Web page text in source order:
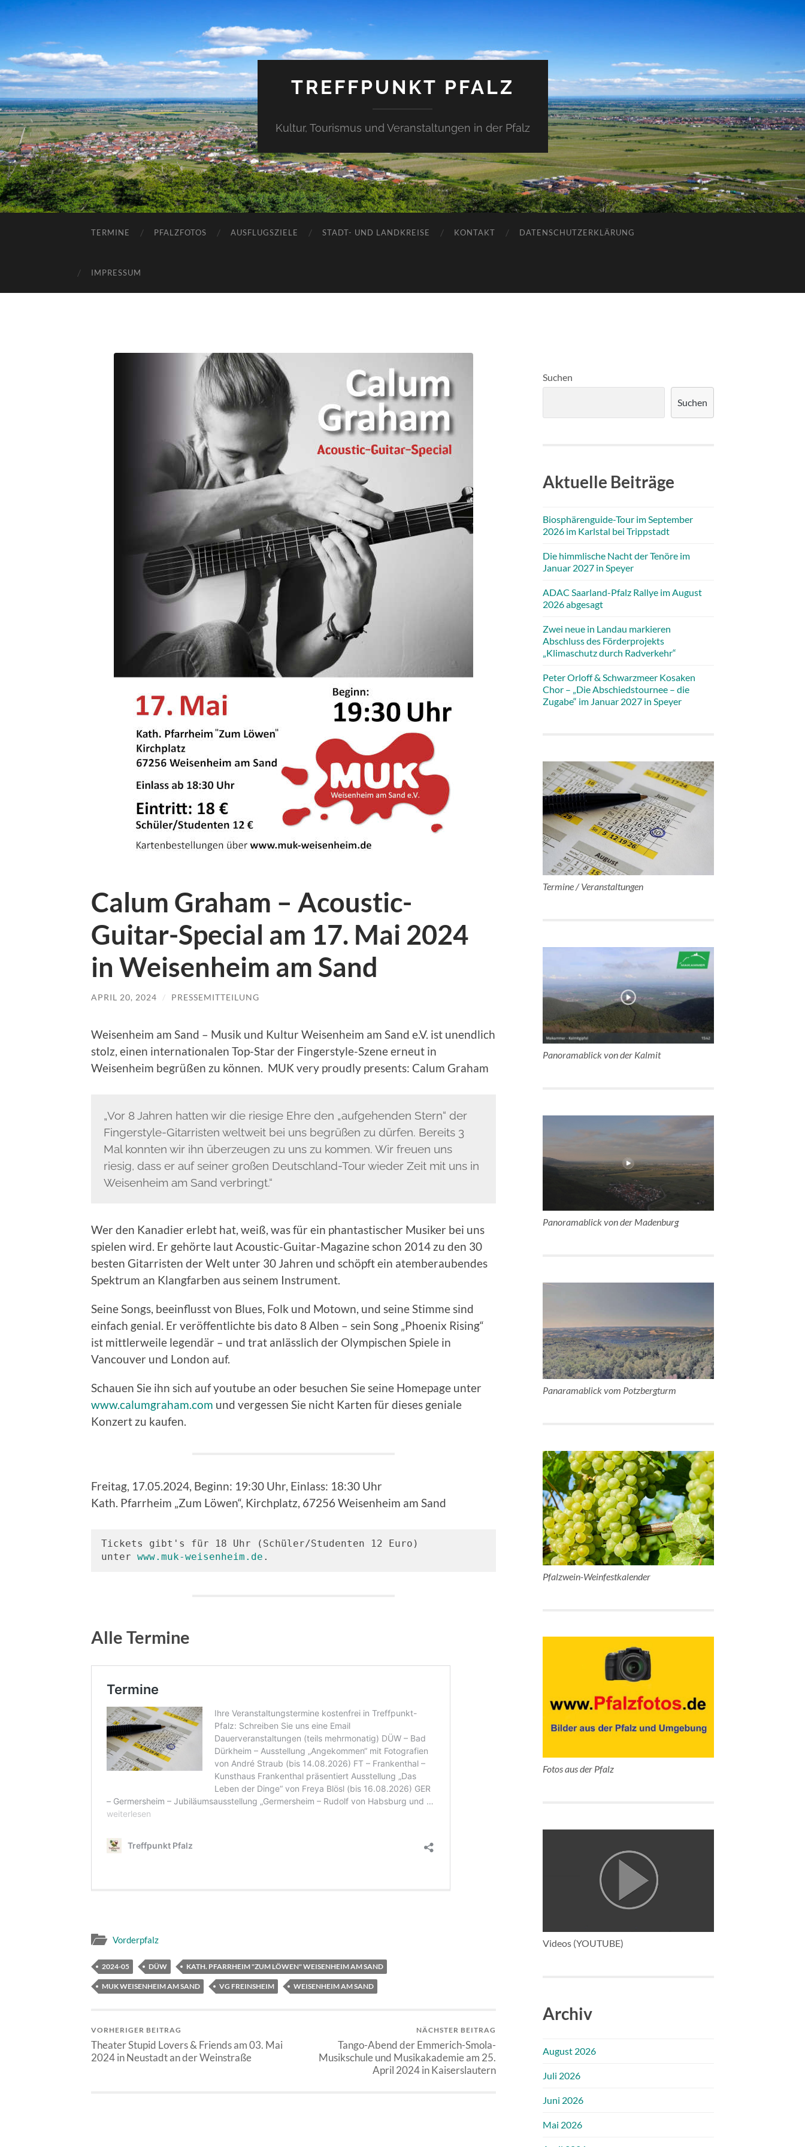
TREFFPUNKT PFALZ
Kultur, Tourismus und Veranstaltungen in der Pfalz
TERMINE PFALZFOTOS AUSFLUGSZIELE STADT- UND LANDKREISE KONTAKT DATENSCHUTZERKLÄRUNG
IMPRESSUM
Calum Graham – Acoustic-
Guitar-Special am 17. Mai 2024
in Weisenheim am Sand
APRIL 20, 2024 / PRESSEMITTEILUNG
Weisenheim am Sand – Musik und Kultur Weisenheim am Sand e.V. ist unendlich
stolz, einen internationalen Top-Star der Fingerstyle-Szene erneut in
Weisenheim begrüßen zu können. MUK very proudly presents: Calum Graham
„Vor 8 Jahren hatten wir die riesige Ehre den „aufgehenden Stern“ der
Fingerstyle-Gitarristen weltweit bei uns begrüßen zu dürfen. Bereits 3
Mal konnten wir ihn überzeugen zu uns zu kommen. Wir freuen uns
riesig, dass er auf seiner großen Deutschland-Tour wieder Zeit mit uns in
Weisenheim am Sand verbringt.“
Wer den Kanadier erlebt hat, weiß, was für ein phantastischer Musiker bei uns
spielen wird. Er gehörte laut Acoustic-Guitar-Magazine schon 2014 zu den 30
besten Gitarristen der Welt unter 30 Jahren und schöpft ein atemberaubendes
Spektrum an Klangfarben aus seinem Instrument.
Seine Songs, beeinflusst von Blues, Folk und Motown, und seine Stimme sind
einfach genial. Er veröffentlichte bis dato 8 Alben – sein Song „Phoenix Rising“
ist mittlerweile legendär – und trat anlässlich der Olympischen Spiele in
Vancouver und London auf.
Schauen Sie ihn sich auf youtube an oder besuchen Sie seine Homepage unter
www.calumgraham.com und vergessen Sie nicht Karten für dieses geniale
Konzert zu kaufen.
Freitag, 17.05.2024, Beginn: 19:30 Uhr, Einlass: 18:30 Uhr
Kath. Pfarrheim „Zum Löwen“, Kirchplatz, 67256 Weisenheim am Sand
Tickets gibt's für 18 Uhr (Schüler/Studenten 12 Euro)
unter www.muk-weisenheim.de .
Alle Termine
Vorderpfalz
2024-05 DÜW KATH. PFARRHEIM "ZUM LÖWEN" WEISENHEIM AM SAND
MUK WEISENHEIM AM SAND VG FREINSHEIM WEISENHEIM AM SAND
VORHERIGER BEITRAG
Theater Stupid Lovers & Friends am 03. Mai
2024 in Neustadt an der Weinstraße
NÄCHSTER BEITRAG
Tango-Abend der Emmerich-Smola-
Musikschule und Musikakademie am 25.
April 2024 in Kaiserslautern
Suchen
Suchen
Aktuelle Beiträge
Biosphärenguide-Tour im September
2026 im Karlstal bei Trippstadt
Die himmlische Nacht der Tenöre im
Januar 2027 in Speyer
ADAC Saarland-Pfalz Rallye im August
2026 abgesagt
Zwei neue in Landau markieren
Abschluss des Förderprojekts
„Klimaschutz durch Radverkehr“
Peter Orloff & Schwarzmeer Kosaken
Chor – „Die Abschiedstournee – die
Zugabe“ im Januar 2027 in Speyer
Termine / Veranstaltungen
Panoramablick von der Kalmit
Panoramablick von der Madenburg
Panaramablick vom Potzbergturm
Pfalzwein-Weinfestkalender
Fotos aus der Pfalz
Videos (YOUTUBE)
Archiv
August 2026
Juli 2026
Juni 2026
Mai 2026